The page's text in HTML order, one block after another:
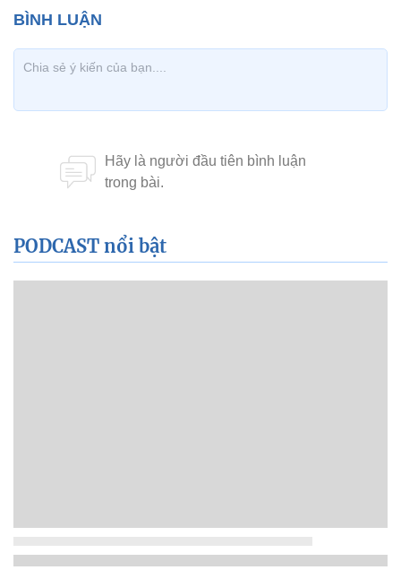
PODCAST nổi bật